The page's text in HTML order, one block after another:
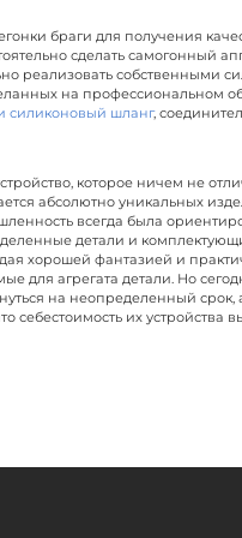
браги для получения
сделать самогонный
реализовать собственными
на профессиональном
силиконовый шланг,
которое ничем не
абсолютно уникальных
всегда была
детали и
хорошей фантазией и
для агрегата детали. Но
на неопределенный
себестоимость их устройства